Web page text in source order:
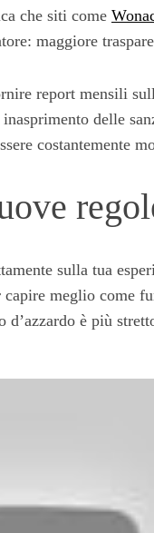
che siti come
maggiore
report mensili
delle
costantemente
sulla tua
meglio come
d’azzardo è più